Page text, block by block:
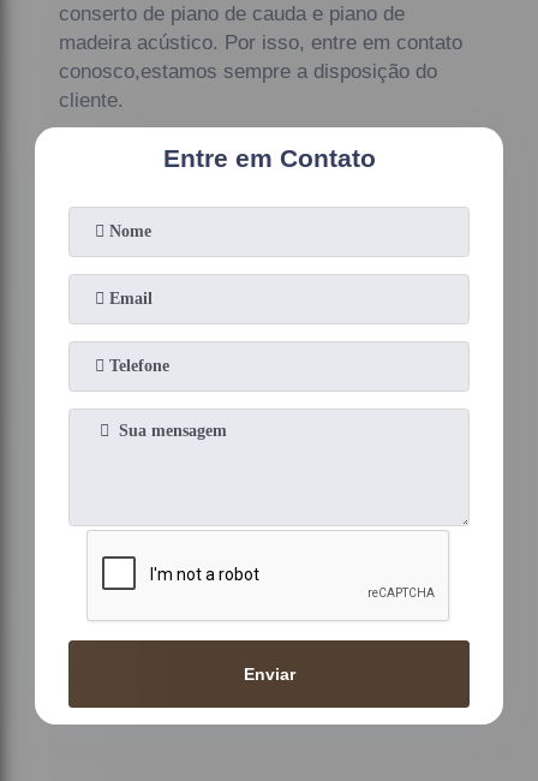
conserto de piano de cauda e piano de
madeira acústico. Por isso, entre em contato
conosco,estamos sempre a disposição do
cliente.
Entre em Contato
Enviar